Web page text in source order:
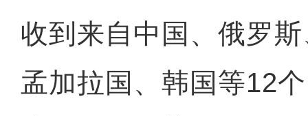
收到来自中国、俄罗
孟加拉国、韩国等12